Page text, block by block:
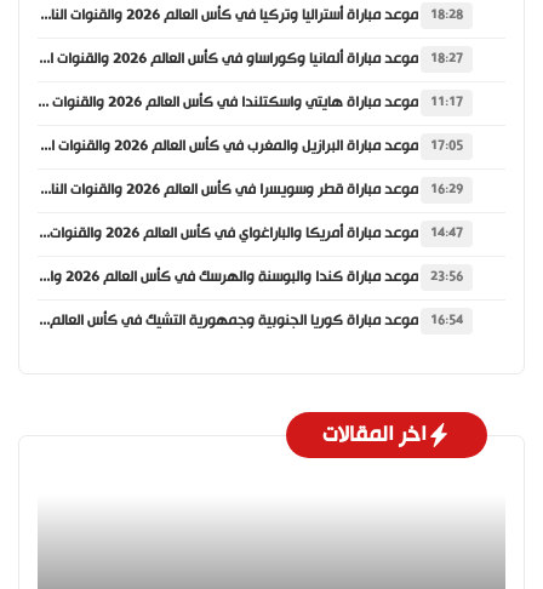
18:28 موعد مباراة أستراليا وتركيا في كأس العالم 2026 والقنوات الناقلة
18:27 موعد مباراة ألمانيا وكوراساو في كأس العالم 2026 والقنوات الناقلة
11:17 موعد مباراة هايتي واسكتلندا في كأس العالم 2026 والقنوات الناقلة
17:05 موعد مباراة البرازيل والمغرب في كأس العالم 2026 والقنوات الناقلة
16:29 موعد مباراة قطر وسويسرا في كأس العالم 2026 والقنوات الناقلة
14:47 موعد مباراة أمريكا والباراغواي في كأس العالم 2026 والقنوات الناقلة
23:56 موعد مباراة كندا والبوسنة والهرسك في كأس العالم 2026 والقنوات الناقلة
16:54 موعد مباراة كوريا الجنوبية وجمهورية التشيك في كأس العالم 2026 والقنوات الناقلة
اخر المقالات